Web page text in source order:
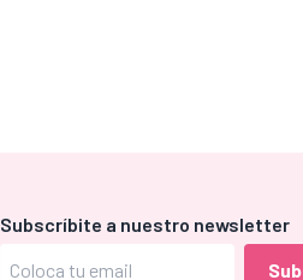
Subscríbite a nuestro newsletter